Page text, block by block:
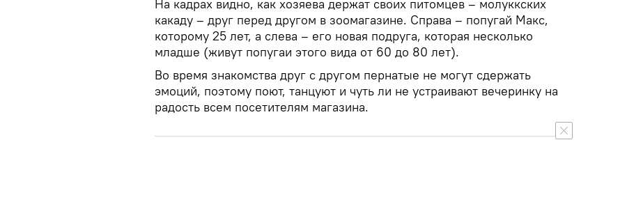
На кадрах видно, как хозяева держат своих питомцев – молуккских
какаду – друг перед другом в зоомагазине. Справа – попугай Макс,
которому 25 лет, а слева – его новая подруга, которая несколько
младше (живут попугаи этого вида от 60 до 80 лет).
Во время знакомства друг с другом пернатые не могут сдержать
эмоций, поэтому поют, танцуют и чуть ли не устраивают вечеринку на
радость всем посетителям магазина.